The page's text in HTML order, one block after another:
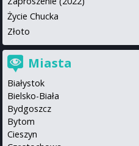
Życie Chucka
Złoto
Miasta
Białystok
Bielsko-Biała
Bydgoszcz
Bytom
Cieszyn